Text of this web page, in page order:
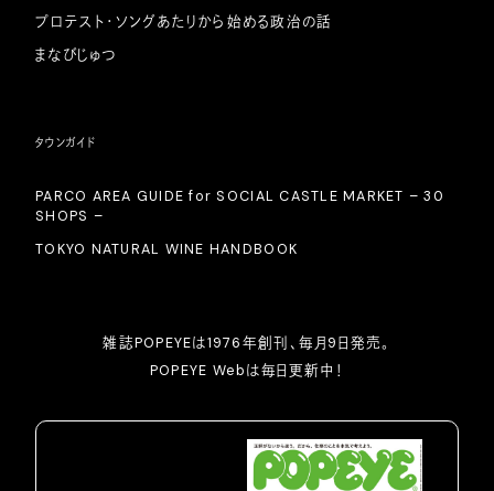
プロテスト・ソングあたりから始める政治の話
まなびじゅつ
タウンガイド
PARCO AREA GUIDE for SOCIAL CASTLE MARKET – 30
SHOPS –
TOKYO NATURAL WINE HANDBOOK
雑誌POPEYEは1976年創刊、毎月9日発売。
POPEYE Webは毎日更新中！